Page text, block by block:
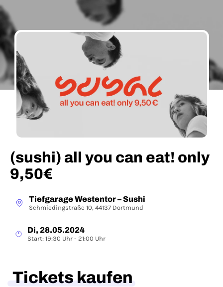
(sushi) all you can eat! only
9,50€
Tiefgarage Westentor – Sushi
Schmiedingstraße 10, 44137 Dortmund
Di, 28.05.2024
Start: 19:30 Uhr - 21:00 Uhr
Tickets kaufen